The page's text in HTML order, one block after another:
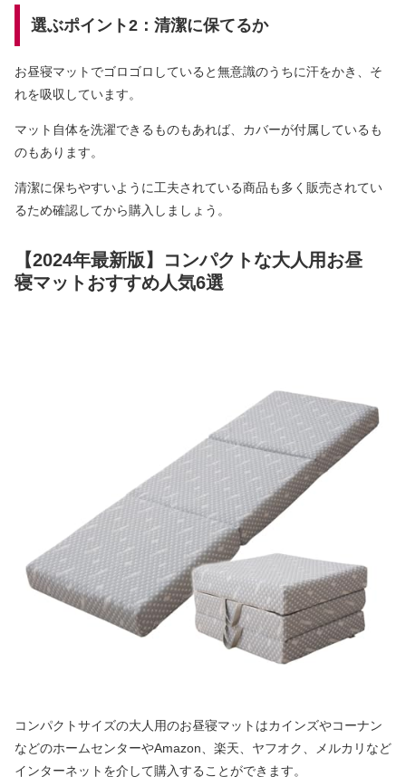
選ぶポイント2：清潔に保てるか
お昼寝マットでゴロゴロしていると無意識のうちに汗をかき、そ
れを吸収しています。
マット自体を洗濯できるものもあれば、カバーが付属しているも
のもあります。
清潔に保ちやすいように工夫されている商品も多く販売されてい
るため確認してから購入しましょう。
【2024年最新版】コンパクトな大人用お昼
寝マットおすすめ人気6選
コンパクトサイズの大人用のお昼寝マットはカインズやコーナン
などのホームセンターやAmazon、楽天、ヤフオク、メルカリなど
インターネットを介して購入することができます。